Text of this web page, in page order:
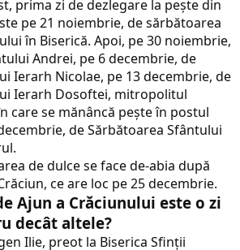
prima zi de dezlegare la peşte din
pe 21 noiembrie, de sărbătoarea
în Biserică. Apoi, pe 30 noiembrie,
Andrei, pe 6 decembrie, de
Ierarh Nicolae, pe 13 decembrie, de
Ierarh Dosoftei, mitropolitul
care se mănâncă peşte în postul
de Sărbătoarea Sfântului
de dulce se face de-abia după
ce are loc pe 25 decembrie.
Ajun a Crăciunului este o zi
decât altele?
Ilie, preot la Biserica Sfinţii